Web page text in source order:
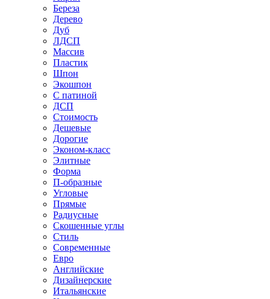
Береза
Дерево
Дуб
ЛДСП
Массив
Пластик
Шпон
Экошпон
С патиной
ДСП
Стоимость
Дешевые
Дорогие
Эконом-класс
Элитные
Форма
П-образные
Угловые
Прямые
Радиусные
Скошенные углы
Стиль
Современные
Евро
Английские
Дизайнерские
Итальянские